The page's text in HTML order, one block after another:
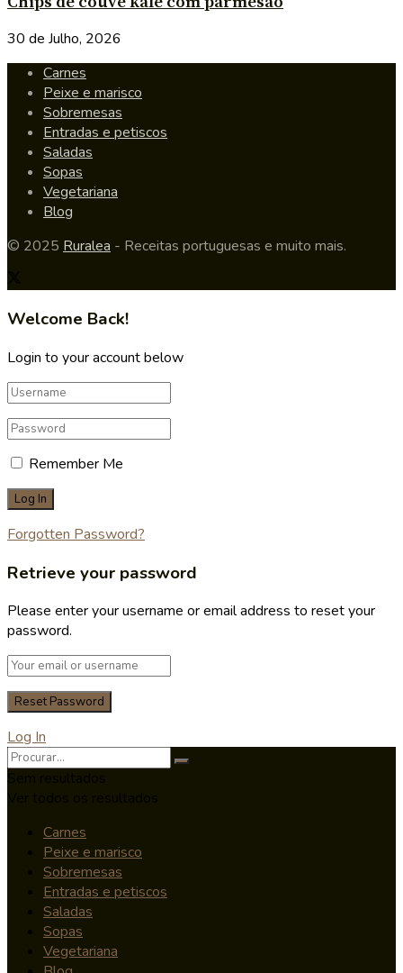
30 de Julho, 2026
Carnes
Peixe e marisco
Sobremesas
Entradas e petiscos
Saladas
Sopas
Vegetariana
Blog
© 2025 Ruralea - Receitas portuguesas e muito mais.
Welcome Back!
Login to your account below
Remember Me
Forgotten Password?
Retrieve your password
Please enter your username or email address to reset your
password.
Log In
Carnes
Peixe e marisco
Sobremesas
Entradas e petiscos
Saladas
Sopas
Vegetariana